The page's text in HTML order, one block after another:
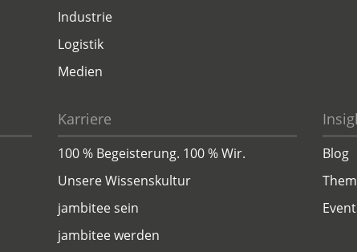
Industrie
Logistik
Medien
Karriere
100 % Begeisterung. 100 % Wir.
Unsere Wissenskultur
jambitee sein
jambitee werden
Blog